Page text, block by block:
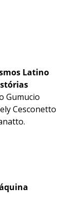
Latino
Gumucio
Cesconetto